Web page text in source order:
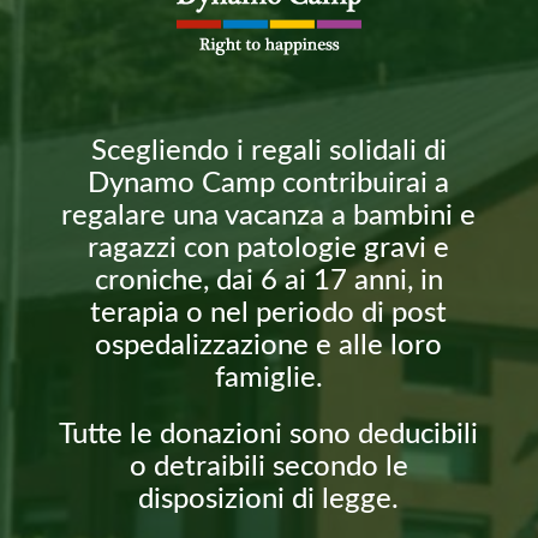
Scegliendo i regali solidali di
Dynamo Camp contribuirai a
regalare una vacanza a bambini e
ragazzi con patologie gravi e
croniche, dai 6 ai 17 anni, in
terapia o nel periodo di post
ospedalizzazione e alle loro
famiglie.
Tutte le donazioni sono deducibili
o detraibili secondo le
disposizioni di legge.